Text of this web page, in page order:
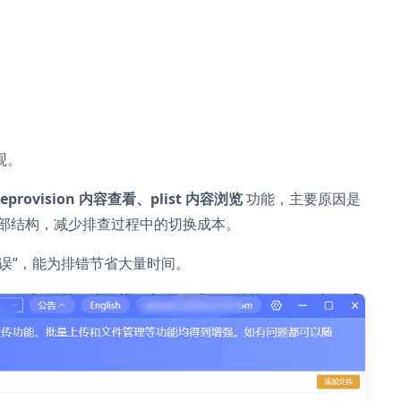
内容查看、plist 内容浏览功能，主要原因是
构，减少排查过程中的切换成本。
，能为排错节省大量时间。